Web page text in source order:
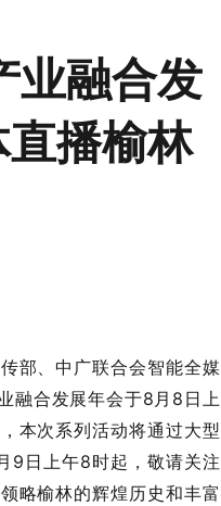
业融合发
播榆林
部、中广联合会智能全媒
融合发展年会于8月8日上
本次系列活动将通过大型
9日上午8时起，敬请关注
略榆林的辉煌历史和丰富